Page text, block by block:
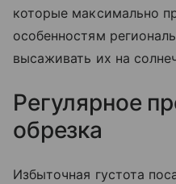
которые максимально
особенностям
высаживать их на
Регулярное
обрезка
Избыточная густота